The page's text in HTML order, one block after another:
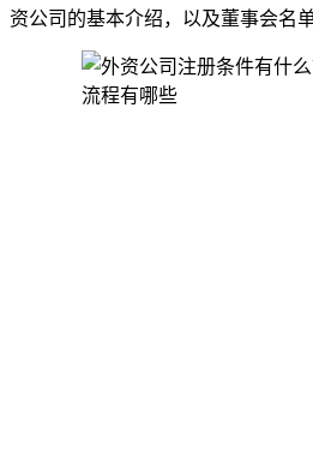
资公司的基本介绍，以及董事会名